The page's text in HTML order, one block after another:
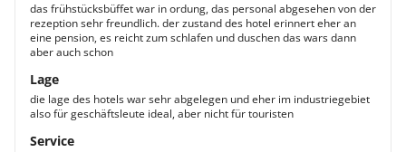
das frühstücksbüffet war in ordung, das personal abgesehen von der
rezeption sehr freundlich. der zustand des hotel erinnert eher an
eine pension, es reicht zum schlafen und duschen das wars dann
aber auch schon
Lage
die lage des hotels war sehr abgelegen und eher im industriegebiet
also für geschäftsleute ideal, aber nicht für touristen
Service